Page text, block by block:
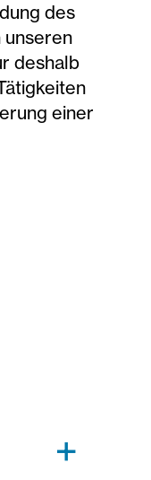
des
unseren
deshalb
einer